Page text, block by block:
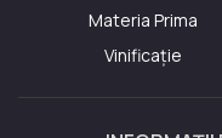
Materia Prima
Vinificație